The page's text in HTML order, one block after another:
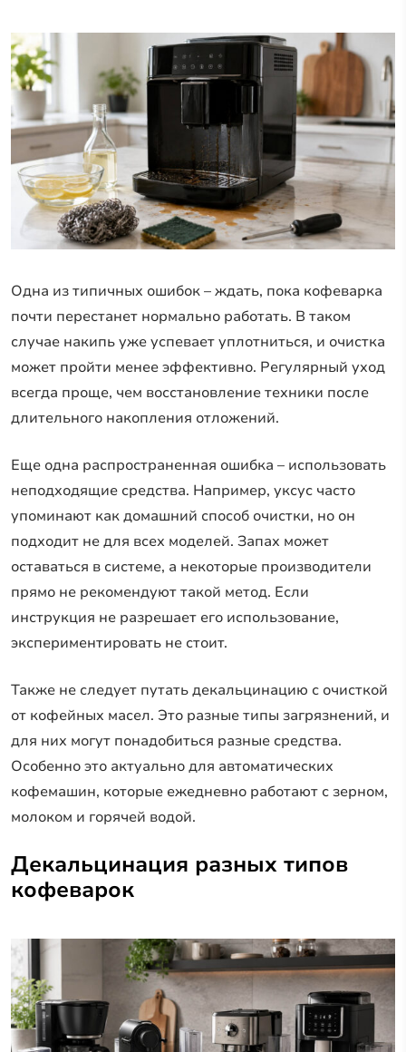
Одна из типичных ошибок – ждать, пока кофеварка
почти перестанет нормально работать. В таком
случае накипь уже успевает уплотниться, и очистка
может пройти менее эффективно. Регулярный уход
всегда проще, чем восстановление техники после
длительного накопления отложений.
Еще одна распространенная ошибка – использовать
неподходящие средства. Например, уксус часто
упоминают как домашний способ очистки, но он
подходит не для всех моделей. Запах может
оставаться в системе, а некоторые производители
прямо не рекомендуют такой метод. Если
инструкция не разрешает его использование,
экспериментировать не стоит.
Также не следует путать декальцинацию с очисткой
от кофейных масел. Это разные типы загрязнений, и
для них могут понадобиться разные средства.
Особенно это актуально для автоматических
кофемашин, которые ежедневно работают с зерном,
молоком и горячей водой.
Декальцинация разных типов
кофеварок